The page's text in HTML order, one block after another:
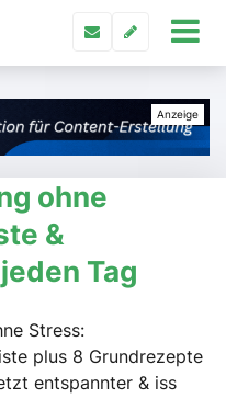
ohne
&
Tag
Stress:
plus 8 Grundrezepte
entspannter & iss